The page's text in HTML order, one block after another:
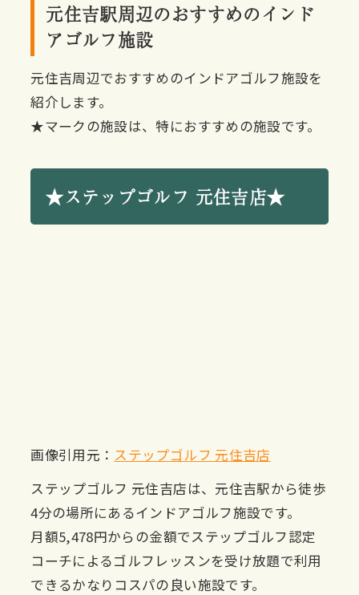
元住吉駅周辺のおすすめのインド
アゴルフ施設
元住吉周辺でおすすめのインドアゴルフ施設を
紹介します。
★マークの施設は、特におすすめの施設です。
★ステップゴルフ 元住吉店★
画像引用元： ステップゴルフ 元住吉店
ステップゴルフ 元住吉店は、元住吉駅から徒歩
4分の場所にあるインドアゴルフ施設です。
月額5,478円からの金額でステップゴルフ認定
コーチによるゴルフレッスンを受け放題で利用
できるかなりコスパの良い施設です。